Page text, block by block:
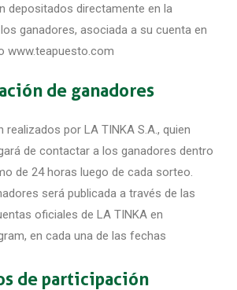
depositados directamente en la
ganadores, asociada a su cuenta en
www.teapuesto.com
de ganadores
por LA TINKA S.A., quien
de contactar a los ganadores dentro
de 24 horas luego de cada sorteo.
será publicada a través de las
oficiales de LA TINKA en
en cada una de las fechas
de participación